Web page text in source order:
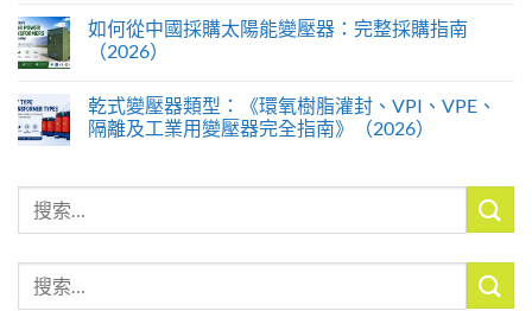
如何從中國採購太陽能變壓器：完整採購指南
（2026）
乾式變壓器類型：《環氧樹脂灌封、VPI、VPE、
隔離及工業用變壓器完全指南》（2026）